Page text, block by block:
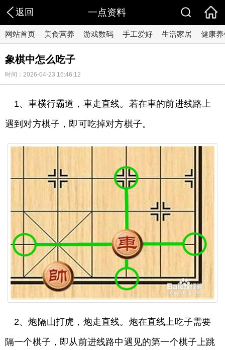
返回 一点资料
网站首页 美食营养 游戏数码 手工爱好 生活家居 健康养
象棋中怎么吃子
时间：2026-04-23 16:46:12
1、車横行霸道，車走直线。若在車的前进线路上
遇到对方棋子，即可吃掉对方棋子。
2、炮隔山打虎，炮走直线。炮在直线上吃子需要
隔一个棋子，即从前进线路中遇见的第一个棋子上跳